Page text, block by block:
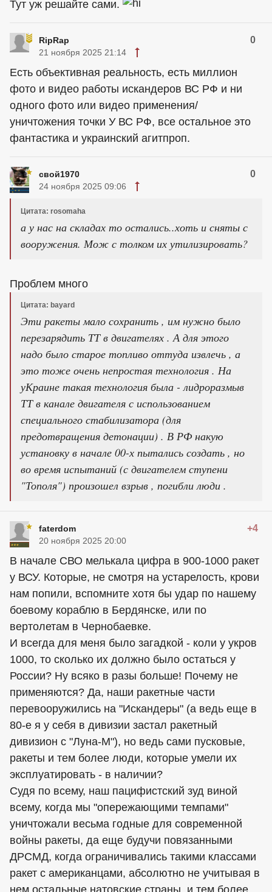
Тут уж решайте сами.
RipRap 0
21 ноября 2025 21:14
Есть объективная реальность, есть миллион
фото и видео работы искандеров ВС РФ и ни
одного фото или видео применения/
уничтожения точки У ВС РФ, все остальное это
фантастика и украинский агитпроп.
свой1970 0
24 ноября 2025 09:06
Цитата: rosomaha
а у нас на складах то остались..хоть и сняты с
вооружения. Мож с толком их утилизировать?
Проблем много
Цитата: bayard
Эти ракеты мало сохранить , им нужно было
перезарядить ТТ в двигателях . А для этого
надо было старое топливо оттуда извлечь , а
это тоже очень непростая технология . На
уКраине такая технология была - лидроразмыв
ТТ в канале двигателя с использованием
специального стабилизатора (для
предотвращения детонации) . В РФ накую
установку в начале 00-х пытались создать , но
во время испытаний (с двигателем ступени
"Тополя") произошел взрыв , погибли люди .
faterdom +4
20 ноября 2025 20:00
В начале СВО мелькала цифра в 900-1000 ракет
у ВСУ. Которые, не смотря на устарелость, крови
нам попили, вспомните хотя бы удар по нашему
боевому кораблю в Бердянске, или по
вертолетам в Чернобаевке.
И всегда для меня было загадкой - коли у укров
1000, то сколько их должно было остаться у
России? Ну всяко в разы больше! Почему не
применяются? Да, наши ракетные части
перевооружились на "Искандеры" (а ведь еще в
80-е я у себя в дивизии застал ракетный
дивизион с "Луна-М"), но ведь сами пусковые,
ракеты и тем более люди, которые умели их
эксплуатировать - в наличии?
Судя по всему, наш пацифистский зуд виной
всему, когда мы "опережающими темпами"
уничтожали весьма годные для современной
войны ракеты, да еще будучи повязанными
ДРСМД, когда ограничивались такими классами
ракет с американцами, абсолютно не учитывая в
нем остальные натовские страны, и тем более